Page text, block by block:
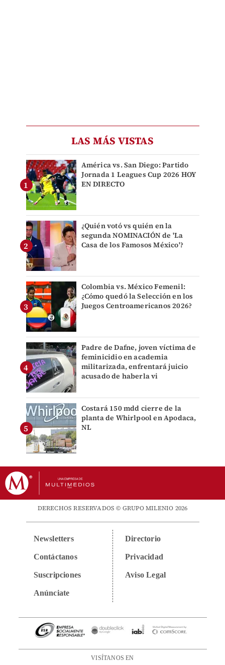
LAS MÁS VISTAS
América vs. San Diego: Partido
Jornada 1 Leagues Cup 2026 HOY
EN DIRECTO
¿Quién votó vs quién en la
segunda NOMINACIÓN de 'La
Casa de los Famosos México'?
Colombia vs. México Femenil:
¿Cómo quedó la Selección en los
Juegos Centroamericanos 2026?
Padre de Dafne, joven víctima de
feminicidio en academia
militarizada, enfrentará juicio
acusado de haberla vi
Costará 150 mdd cierre de la
planta de Whirlpool en Apodaca,
NL
DERECHOS RESERVADOS © GRUPO MILENIO 2026
Newsletters
Contáctanos
Suscripciones
Anúnciate
Directorio
Privacidad
Aviso Legal
VISÍTANOS EN